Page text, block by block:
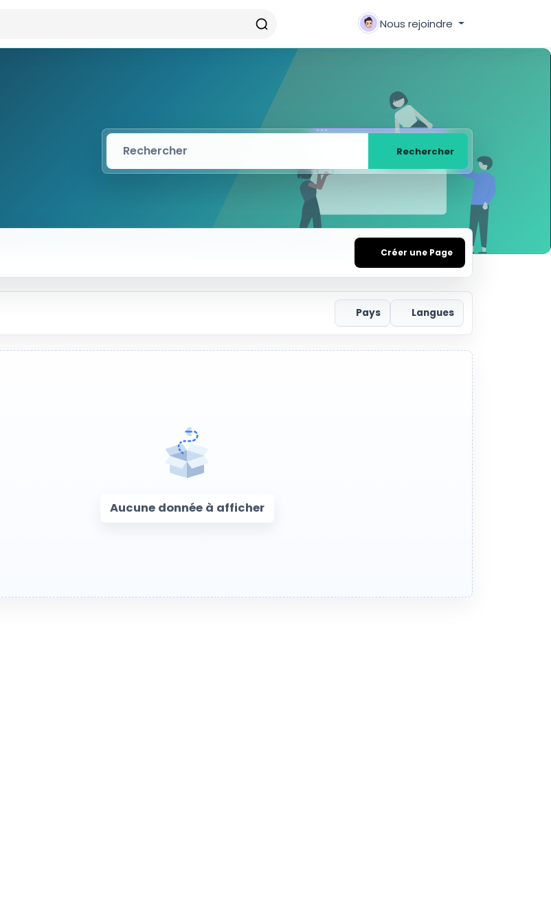
Nous rejoindre
Rechercher
Créer une Page
Pays Langues
Aucune donnée à afficher